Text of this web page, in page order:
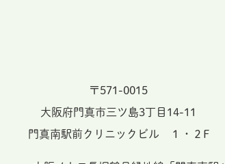
〒571-0015
大阪府門真市三ツ島3丁目14-11
門真南駅前クリニックビル １・２F